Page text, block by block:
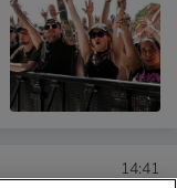
14:41